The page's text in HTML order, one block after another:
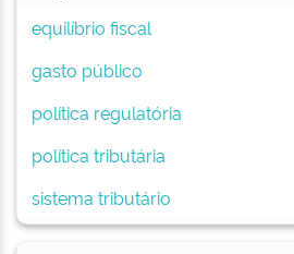
equilíbrio fiscal
gasto público
política regulatória
política tributária
sistema tributário